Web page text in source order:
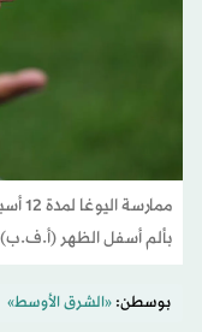
بألم أسفل الظهر (أ.ف.ب)
بوسطن:«الشرق الأوسط»